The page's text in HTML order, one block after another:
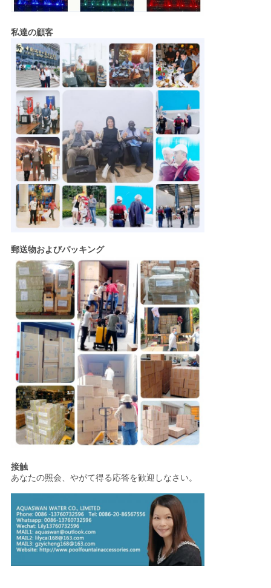
私達の顧客
郵送物およびパッキング
接触
あなたの照会、やがて得る応答を歓迎しなさい。